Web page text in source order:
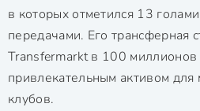
в которых отметился 13
передачами. Его трансферная
Transfermarkt в 100 миллионов
привлекательным активом для
клубов.